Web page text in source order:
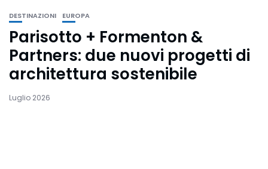
DESTINAZIONI EUROPA
Parisotto + Formenton &
Partners: due nuovi progetti di
architettura sostenibile
Luglio 2026